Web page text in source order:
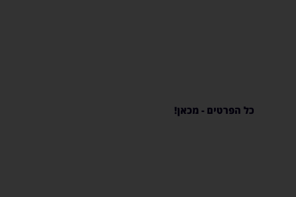
כל הפרטים - מכאן!